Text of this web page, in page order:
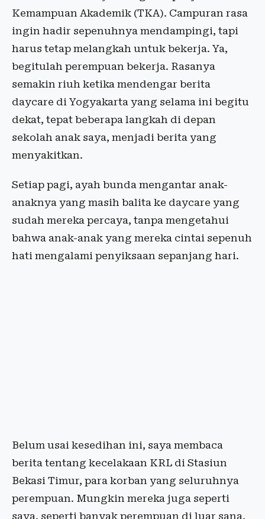
Kemampuan Akademik (TKA). Campuran rasa
ingin hadir sepenuhnya mendampingi, tapi
harus tetap melangkah untuk bekerja. Ya,
begitulah perempuan bekerja. Rasanya
semakin riuh ketika mendengar berita
daycare di Yogyakarta yang selama ini begitu
dekat, tepat beberapa langkah di depan
sekolah anak saya, menjadi berita yang
menyakitkan.
Setiap pagi, ayah bunda mengantar anak-
anaknya yang masih balita ke daycare yang
sudah mereka percaya, tanpa mengetahui
bahwa anak-anak yang mereka cintai sepenuh
hati mengalami penyiksaan sepanjang hari.
Belum usai kesedihan ini, saya membaca
berita tentang kecelakaan KRL di Stasiun
Bekasi Timur, para korban yang seluruhnya
perempuan. Mungkin mereka juga seperti
saya, seperti banyak perempuan di luar sana,